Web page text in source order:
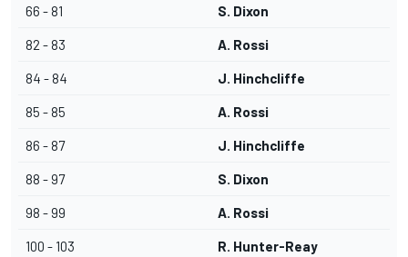
66 - 81 S. Dixon
82 - 83 A. Rossi
84 - 84 J. Hinchcliffe
85 - 85 A. Rossi
86 - 87 J. Hinchcliffe
88 - 97 S. Dixon
98 - 99 A. Rossi
100 - 103 R. Hunter-Reay